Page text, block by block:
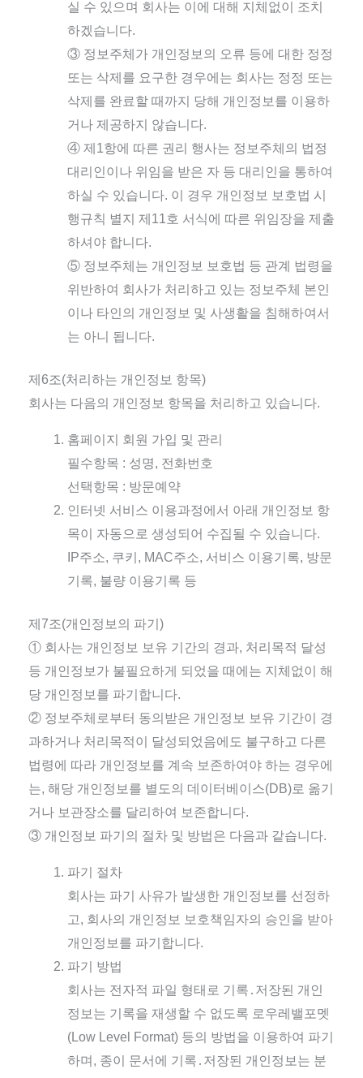
실 수 있으며 회사는 이에 대해 지체없이 조치
하겠습니다.
③ 정보주체가 개인정보의 오류 등에 대한 정정
또는 삭제를 요구한 경우에는 회사는 정정 또는
삭제를 완료할 때까지 당해 개인정보를 이용하
거나 제공하지 않습니다.
④ 제1항에 따른 권리 행사는 정보주체의 법정
대리인이나 위임을 받은 자 등 대리인을 통하여
하실 수 있습니다. 이 경우 개인정보 보호법 시
행규칙 별지 제11호 서식에 따른 위임장을 제출
하셔야 합니다.
⑤ 정보주체는 개인정보 보호법 등 관계 법령을
위반하여 회사가 처리하고 있는 정보주체 본인
이나 타인의 개인정보 및 사생활을 침해하여서
는 아니 됩니다.
제6조(처리하는 개인정보 항목)
회사는 다음의 개인정보 항목을 처리하고 있습니다.
홈페이지 회원 가입 및 관리
필수항목 : 성명, 전화번호
선택항목 : 방문예약
인터넷 서비스 이용과정에서 아래 개인정보 항
목이 자동으로 생성되어 수집될 수 있습니다.
IP주소, 쿠키, MAC주소, 서비스 이용기록, 방문
기록, 불량 이용기록 등
제7조(개인정보의 파기)
① 회사는 개인정보 보유 기간의 경과, 처리목적 달성
등 개인정보가 불필요하게 되었을 때에는 지체없이 해
당 개인정보를 파기합니다.
② 정보주체로부터 동의받은 개인정보 보유 기간이 경
과하거나 처리목적이 달성되었음에도 불구하고 다른
법령에 따라 개인정보를 계속 보존하여야 하는 경우에
는, 해당 개인정보를 별도의 데이터베이스(DB)로 옮기
거나 보관장소를 달리하여 보존합니다.
③ 개인정보 파기의 절차 및 방법은 다음과 같습니다.
파기 절차
회사는 파기 사유가 발생한 개인정보를 선정하
고, 회사의 개인정보 보호책임자의 승인을 받아
개인정보를 파기합니다.
파기 방법
회사는 전자적 파일 형태로 기록․저장된 개인
정보는 기록을 재생할 수 없도록 로우레밸포멧
(Low Level Format) 등의 방법을 이용하여 파기
하며, 종이 문서에 기록․저장된 개인정보는 분